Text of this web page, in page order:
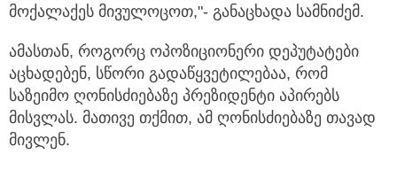
მოქალაქეს მივულოცოთ,"- განაცხადა სამნიძემ.
ამასთან, როგორც ოპოზიციონერი დეპუტატები
აცხადებენ, სწორი გადაწყვეტილებაა, რომ
საზეიმო ღონისძიებაზე პრეზიდენტი აპირებს
მისვლას. მათივე თქმით, ამ ღონისძიებაზე თავად
მივლენ.